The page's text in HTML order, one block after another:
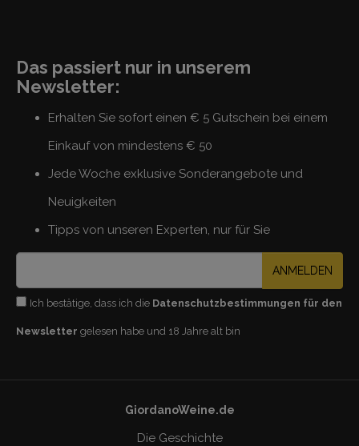
Das passiert nur in unserem
Newsletter:
Erhalten Sie sofort einen € 5 Gutschein bei einem
Einkauf von mindestens € 50
Jede Woche exklusive Sonderangebote und
Neuigkeiten
Tipps von unseren Experten, nur für Sie
ANMELDEN
Ich bestätige, dass ich die Datenschutzbestimmungen für den
Newsletter gelesen habe und 18 Jahre alt bin
GiordanoWeine.de
Die Geschichte